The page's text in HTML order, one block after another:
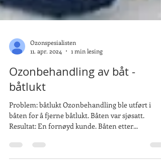
11. apr. 2024
1 min lesing
Ozonbehandling av båt -
båtlukt
Problem: båtlukt Ozonbehandling ble utført i
Resultat: En fornøyd kunde. Båten etter...